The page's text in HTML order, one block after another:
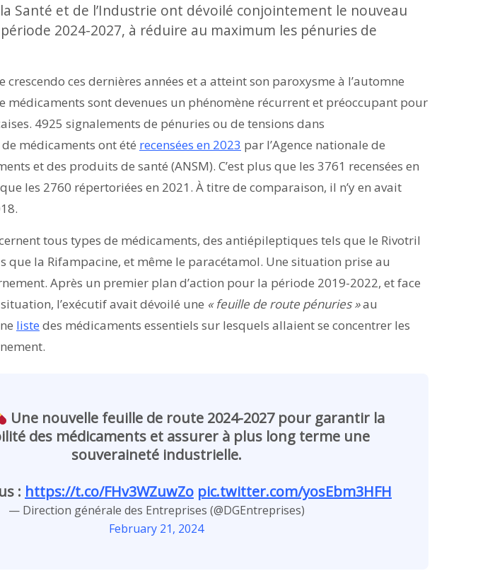
Santé et de l’Industrie ont dévoilé conjointement le nouveau
2024-2027, à réduire au maximum les pénuries de
crescendo ces dernières années et a atteint son paroxysme à l’automne
médicaments sont devenues un phénomène récurrent et préoccupant pour
4925 signalements de pénuries ou de tensions dans
médicaments ont été recensées en 2023 par l’Agence nationale de
et des produits de santé (ANSM). C’est plus que les 3761 recensées en
les 2760 répertoriées en 2021. À titre de comparaison, il n’y en avait
tous types de médicaments, des antiépileptiques tels que le Rivotril
que la Rifampacine, et même le paracétamol. Une situation prise au
Après un premier plan d’action pour la période 2019-2022, et face
l’exécutif avait dévoilé une « feuille de route pénuries »au
liste des médicaments essentiels sur lesquels allaient se concentrer les
Une nouvelle feuille de route 2024-2027 pour garantir la
des médicaments et assurer à plus long terme une
souveraineté industrielle.
: https://t.co/FHv3WZuwZo pic.twitter.com/yosEbm3HFH
— Direction générale des Entreprises (@DGEntreprises)
February 21, 2024